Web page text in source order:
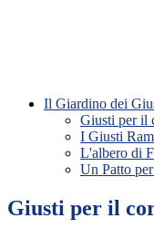
Il Giardino dei
Giusti per il
I Giusti
L'albero di
Un Patto
Giusti per il